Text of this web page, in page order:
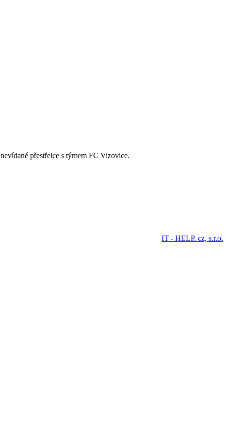
přestřelce s týmem FC Vizovice.
IT - HELP. cz, s.r.o.